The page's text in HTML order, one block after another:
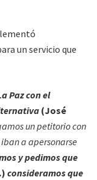
un servicio que
Paz con el
(José
un petitorio con
a apersonarse
y pedimos que
consideramos que